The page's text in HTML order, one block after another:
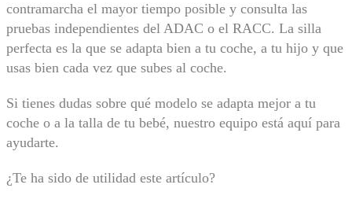
contramarcha el mayor tiempo posible y consulta las
pruebas independientes del ADAC o el RACC. La silla
perfecta es la que se adapta bien a tu coche, a tu hijo y que
usas bien cada vez que subes al coche.
Si tienes dudas sobre qué modelo se adapta mejor a tu
coche o a la talla de tu bebé, nuestro equipo está aquí para
ayudarte.
¿Te ha sido de utilidad este artículo?